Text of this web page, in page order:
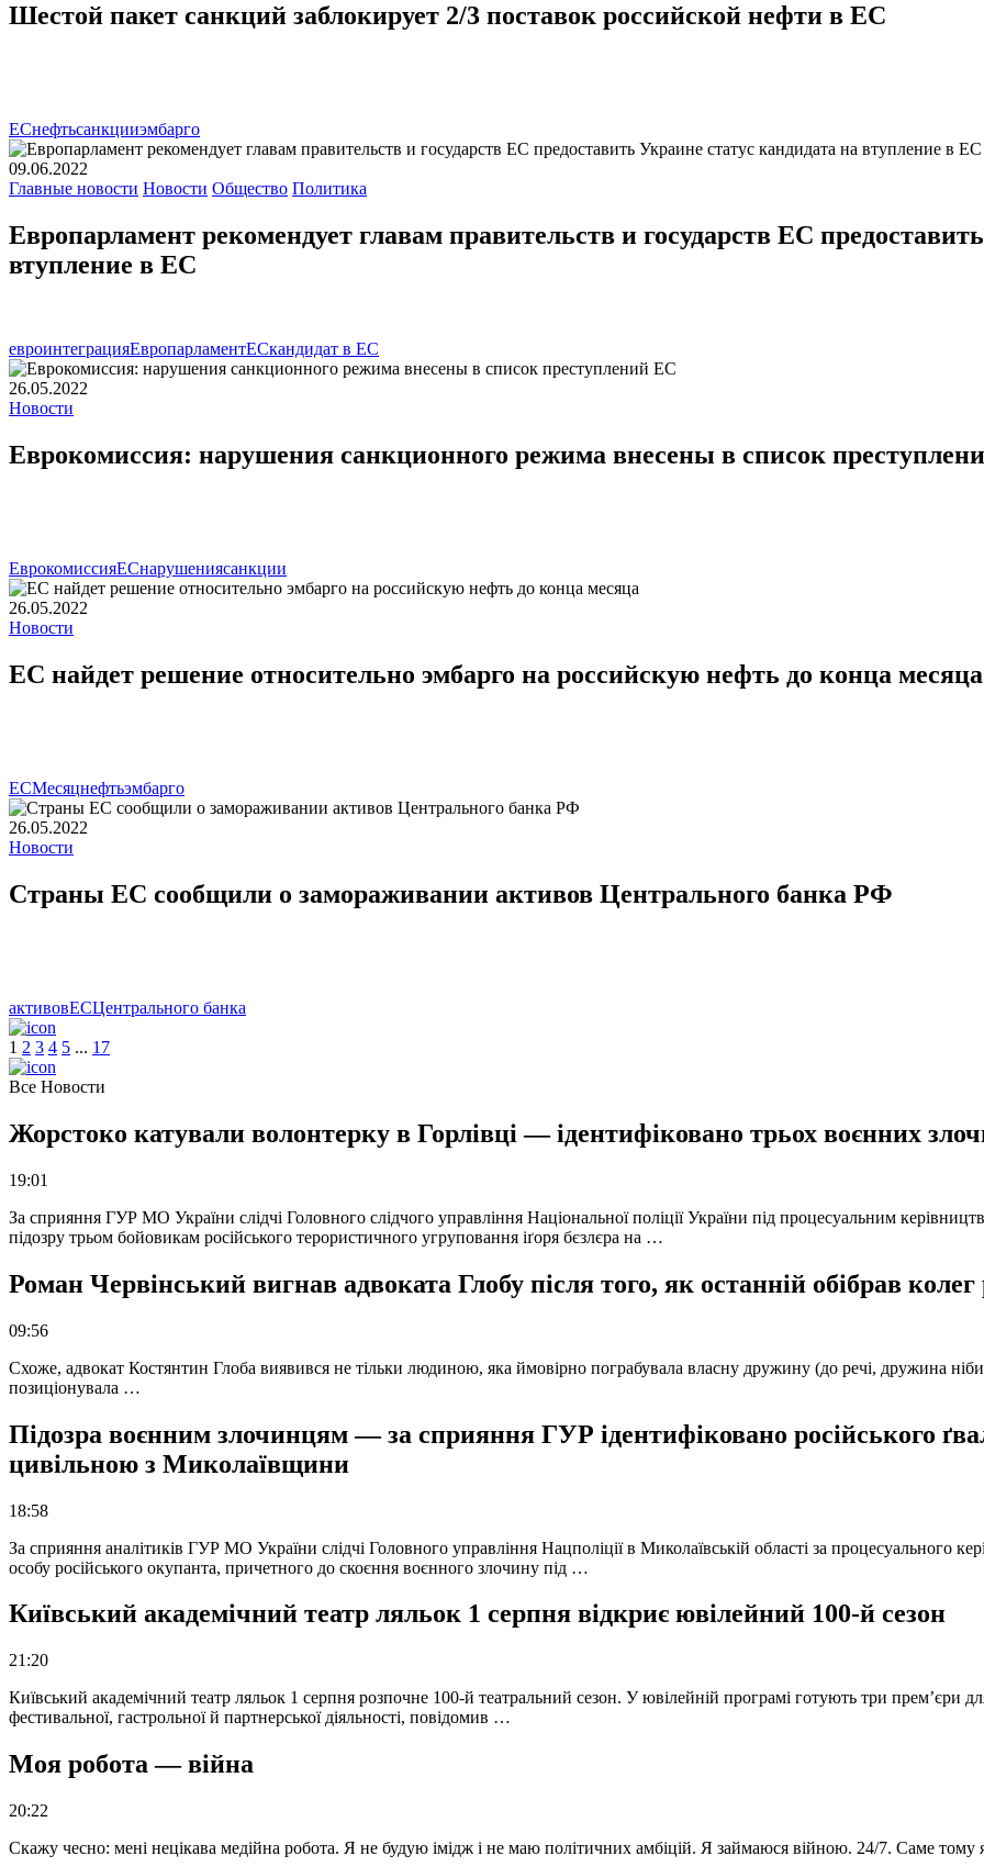
Шестой пакет санкций заблокирует 2/3 поставок российской нефти в ЕС
ЕСнефтьсанкцииэмбарго
09.06.2022
Главные новости Новости Общество Политика
Европарламент рекомендует главам правительств и государств ЕС
втупление в ЕС
евроинтеграцияЕвропарламентЕСкандидат в ЕС
26.05.2022
Новости
Еврокомиссия: нарушения санкционного режима внесены в список
ЕврокомиссияЕСнарушениясанкции
26.05.2022
Новости
ЕС найдет решение относительно эмбарго на российскую нефть до конца месяца
ЕСМесяцнефтьэмбарго
26.05.2022
Новости
Страны ЕС сообщили о замораживании активов Центрального банка РФ
активовЕСЦентрального банка
1 2 3 4 5 ... 17
Все Новости
Жорстоко катували волонтерку в Горлівці — ідентифіковано трьох воєнних
19:01
За сприяння ГУР МО України слідчі Головного слідчого управління Національної поліції України під процесуальним
підозру трьом бойовикам російського терористичного угруповання іґоря бєзлєра на …
Роман Червінський вигнав адвоката Глобу після того, як останній обібрав колег
09:56
Схоже, адвокат Костянтин Глоба виявився не тільки людиною, яка ймовірно пограбувала власну дружину (до речі, дружина
позиціонувала …
Підозра воєнним злочинцям — за сприяння ГУР ідентифіковано російського
цивільною з Миколаївщини
18:58
За сприяння аналітиків ГУР МО України слідчі Головного управління Нацполіції в Миколаївській області за процесуального
особу російського окупанта, причетного до скоєння воєнного злочину під …
Київський академічний театр ляльок 1 серпня відкриє ювілейний 100-й сезон
21:20
Київський академічний театр ляльок 1 серпня розпочне 100-й театральний сезон. У ювілейній програмі готують три прем’єри
фестивальної, гастрольної й партнерської діяльності, повідомив …
Моя робота — війна
20:22
Скажу чесно: мені нецікава медійна робота. Я не будую імідж і не маю політичних амбіцій. Я займаюся війною. 24/7. Саме